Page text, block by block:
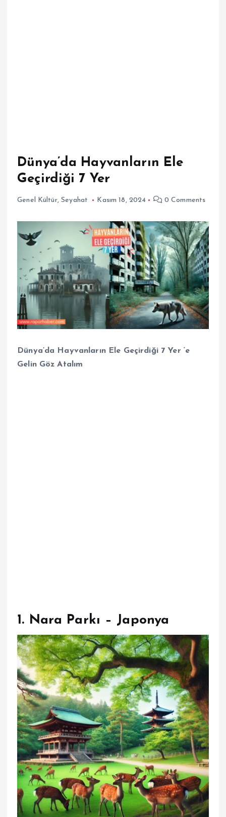
Dünya’da Hayvanların Ele
Geçirdiği 7 Yer
Genel Kültür,Seyahat Kasım 18, 2024 0 Comments
Dünya’da Hayvanların Ele Geçirdiği 7 Yer ‘e
Gelin Göz Atalım
1. Nara Parkı – Japonya